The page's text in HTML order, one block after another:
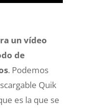
un vídeo
de
. Podemos
Quik
es la que se